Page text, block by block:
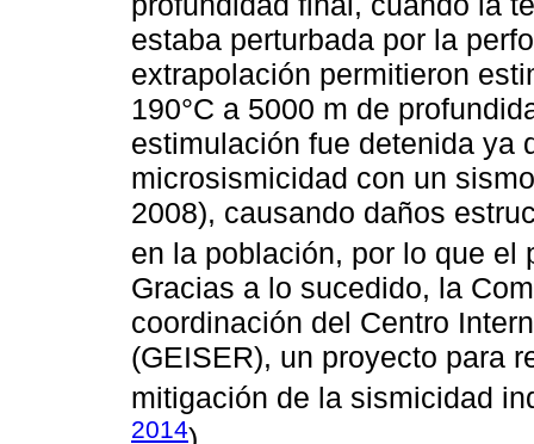
estaba perturbada por la
extrapolación permitieron
190°C a 5000 m de
estimulación fue detenida ya
microsismicidad con un
2008), causando daños
en la población, por lo que el
Gracias a lo sucedido, la
coordinación del Centro
(GEISER), un proyecto para
mitigación de la sismicidad
2014